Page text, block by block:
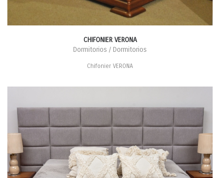
CHIFONIER VERONA
Dormitorios / Dormitorios
Chifonier VERONA